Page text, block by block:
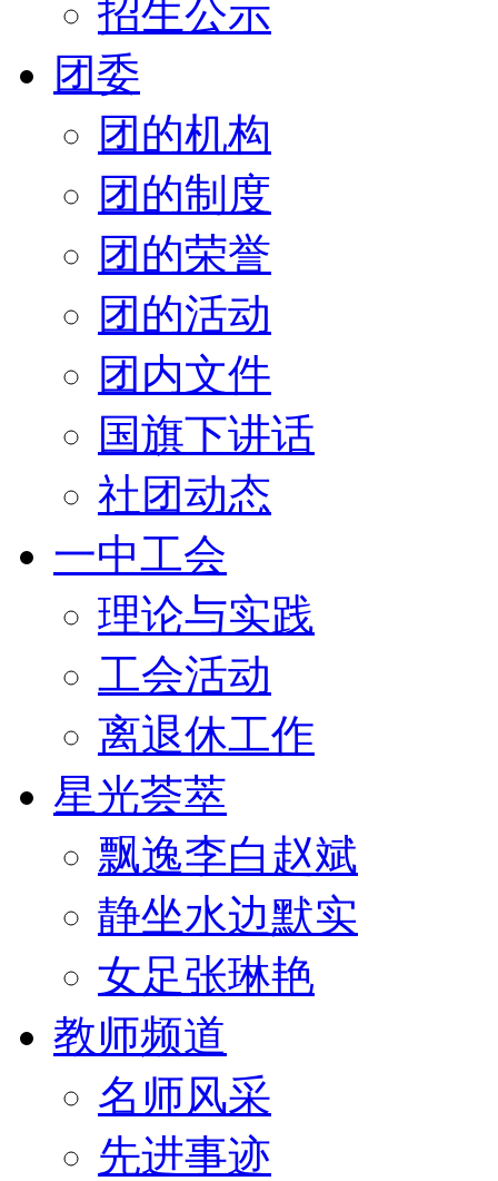
招生公示
团委
团的机构
团的制度
团的荣誉
团的活动
团内文件
国旗下讲话
社团动态
一中工会
理论与实践
工会活动
离退休工作
星光荟萃
飘逸李白赵斌
静坐水边默实
女足张琳艳
教师频道
名师风采
先进事迹